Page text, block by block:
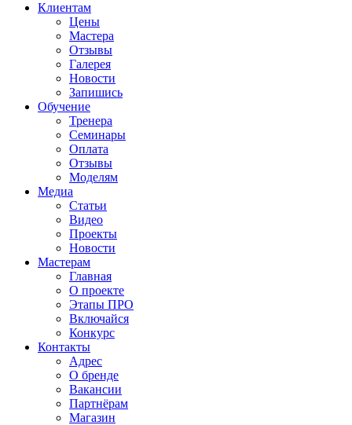
Клиентам
Цены
Мастера
Отзывы
Галерея
Новости
Запишись
Обучение
Тренера
Семинары
Оплата
Отзывы
Моделям
Медиа
Статьи
Видео
Проекты
Новости
Мастерам
Главная
О проекте
Этапы ПРО
Включайся
Конкурс
Контакты
Адрес
О бренде
Вакансии
Партнёрам
Магазин